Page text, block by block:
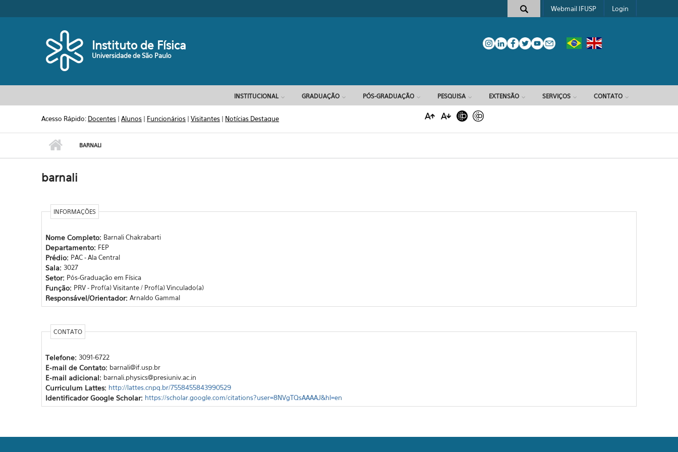
Formulário de busca
Webmail IFUSP Login
Instituto de Física
Universidade de São Paulo
INSTITUCIONAL GRADUAÇÃO PÓS-GRADUAÇÃO PESQUISA EXTENSÃO SERVIÇOS CONTATO
Acesso Rápido: Docentes |Alunos | Funcionários |Visitantes | Notícias Destaque
BARNALI
barnali
INFORMAÇÕES
Nome Completo: Barnali Chakrabarti
Departamento: FEP
Prédio: PAC - Ala Central
Sala: 3027
Setor: Pós-Graduação em Física
Função: PRV - Prof(a) Visitante / Prof(a) Vinculado(a)
Responsável/Orientador: Arnaldo Gammal
CONTATO
Telefone: 3091-6722
E-mail de Contato: barnali@if.usp.br
E-mail adicional: barnali.physics@presiuniv.ac.in
Curriculum Lattes: http://lattes.cnpq.br/7558455843990529
Identificador Google Scholar: https://scholar.google.com/citations?user=8NVgTQsAAAAJ&hl=en